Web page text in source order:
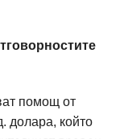
помощ от
долара, който